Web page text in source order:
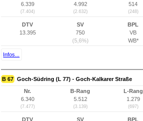
6.339
(7.404)
4.992
(2.632)
514
(248)
DTV
13.395
SV
750
(5,6%)
BPL
VB
WB*
Infos...
B 67 Goch-Südring (L 77) - Goch-Kalkarer Straße
Nr.
6.340
(7.477)
B-Rang
5.512
(3.139)
L-Rang
1.279
(697)
DTV
SV
BPL